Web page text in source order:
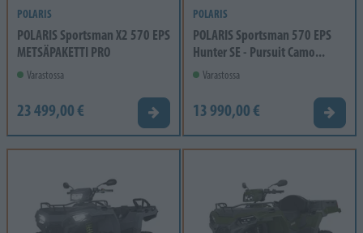
POLARIS
POLARIS Sportsman X2 570 EPS
METSÄPAKETTI PRO
Varastossa
23 499,00 € Tarjouspyyntö
POLARIS
POLARIS Sportsman 570 EPS
Hunter SE - Pursuit Camo...
Varastossa
13 990,00 €